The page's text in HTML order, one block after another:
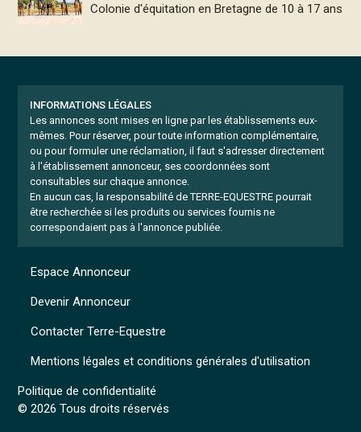
Colonie d'équitation en Bretagne de 10 à 17 ans
INFORMATIONS LÉGALES
Les annonces sont mises en ligne par les établissements eux-
mêmes. Pour réserver, pour toute information complémentaire,
ou pour formuler une réclamation, il faut s'adresser directement
à l'établissement annonceur, ses coordonnées sont
consultables sur chaque annonce.
En aucun cas, la responsabilité de TERRE-EQUESTRE pourrait
être recherchée si les produits ou services fournis ne
correspondaient pas à l'annonce publiée.
Mentions légales et conditions générales d'utilisation
Politique de confidentialité
© 2026 Tous droits réservés
Espace Annonceur
Devenir Annonceur
Contacter Terre-Equestre